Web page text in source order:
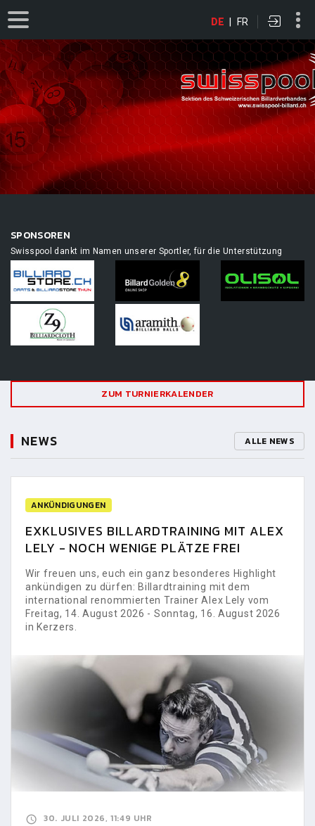
DE | FR
SPONSOREN
Swisspool dankt im Namen unserer Sportler, für die Unterstützung
ZUM TURNIERKALENDER
NEWS ALLE NEWS
ANKÜNDIGUNGEN
EXKLUSIVES BILLARDTRAINING MIT ALEX
LELY - NOCH WENIGE PLÄTZE FREI
Wir freuen uns, euch ein ganz besonderes Highlight
ankündigen zu dürfen: Billardtraining mit dem
international renommierten Trainer Alex Lely vom
Freitag, 14. August 2026 - Sonntag, 16. August 2026
in Kerzers.
30. JULI 2026, 11:49 UHR